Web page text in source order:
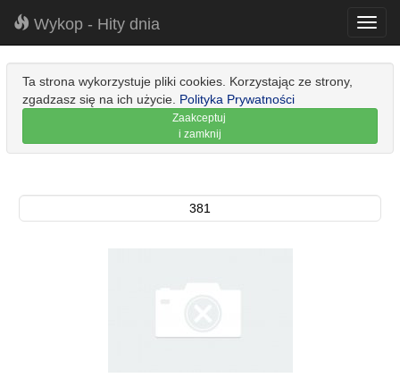
Wykop - Hity dnia
Ta strona wykorzystuje pliki cookies. Korzystając ze strony,
zgadzasz się na ich użycie. Polityka Prywatności
Zaakceptuj
i zamknij
381